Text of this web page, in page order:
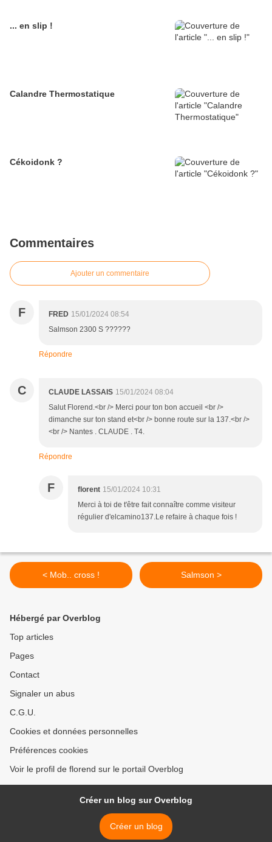
... en slip !
Calandre Thermostatique
Cékoidonk ?
Commentaires
Ajouter un commentaire
F FRED 15/01/2024 08:54
Salmson 2300 S ??????
Répondre
C CLAUDE LASSAIS 15/01/2024 08:04
Salut Florend.<br /> Merci pour ton bon accueil <br />
dimanche sur ton stand et<br /> bonne route sur la 137.<br />
<br /> Nantes . CLAUDE . T4.
Répondre
F florent 15/01/2024 10:31
Merci à toi de t'être fait connaître comme visiteur
régulier d'elcamino137.Le refaire à chaque fois !
< Mob.. cross ! Salmson >
Hébergé par Overblog
Top articles
Pages
Contact
Signaler un abus
C.G.U.
Cookies et données personnelles
Préférences cookies
Voir le profil de florend sur le portail Overblog
Créer un blog sur Overblog
Créer un blog